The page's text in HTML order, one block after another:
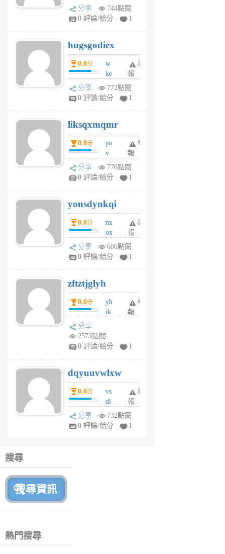
k
m
6
個
月
前
分享
744點閱
0 評論/給分
1
hugsgodiex
0.0分
w
ke
rv
pj
6
個
月
前
舉
報
分享
772點閱
0 評論/給分
1
liksqxmqmr
0.0分
pn
v
wt
sv
6
個
月
前
舉
報
分享
776點閱
0 評論/給分
1
yonsdynkqi
0.0分
nx
ox
rh
pe
月
前
舉
報
分享
686點閱
0 評論/給分
1
zftztjglyh
0.0分
yh
ik
tu
6
個
月
前
舉
報
分享
2573點閱
0 評論/給分
1
dqyuuvwlxw
0.0分
vs
dl
sq
fy
舉
報
分享
732點閱
0 評論/給分
1
搜尋
熱門搜尋